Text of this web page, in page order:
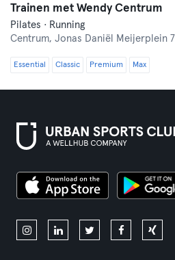
Trainen met Wendy Centrum
Pilates · Running
Centrum, Jonas Daniël Meijerplein 7
Essential Classic Premium Max